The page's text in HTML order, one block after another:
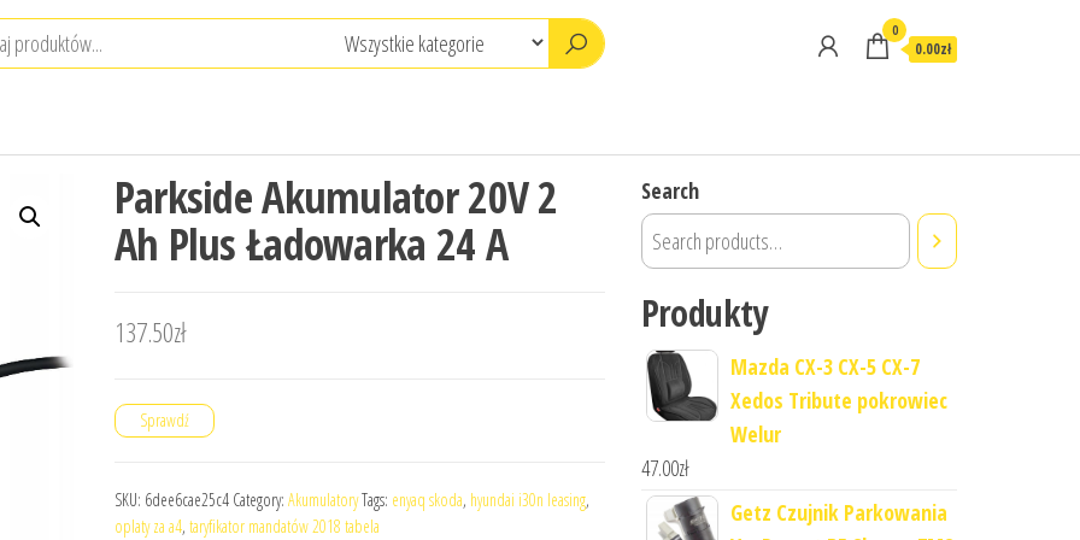
0
0.00zł
Parkside Akumulator 20V 2
Ah Plus Ładowarka 24 A
137.50zł
Sprawdź
SKU: 6dee6cae25c4 Category: AkumulatoryTags: enyaq skoda, hyundai i30n leasing,
oplaty za a4, taryfikator mandatów 2018 tabela
Search
Produkty
Mazda CX-3 CX-5 CX-7
Xedos Tribute pokrowiec
Welur
47.00zł
Getz Czujnik Parkowania